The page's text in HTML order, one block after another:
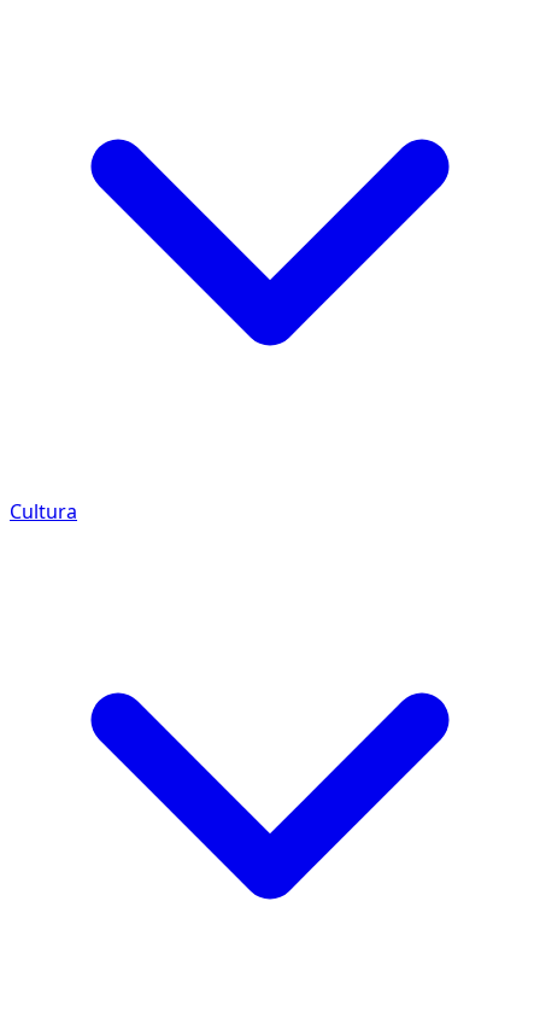
Cultura